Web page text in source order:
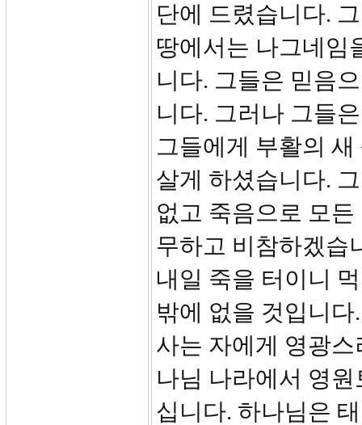
단에 드렸습니다.
땅에서는 나그네임
니다. 그들은 믿음
니다. 그러나 그들
그들에게 부활의
살게 하셨습니다.
없고 죽음으로 모
무하고 비참하겠습
내일 죽을 터이니
밖에 없을 것입니
사는 자에게 영광
나님 나라에서 영
십니다. 하나님은